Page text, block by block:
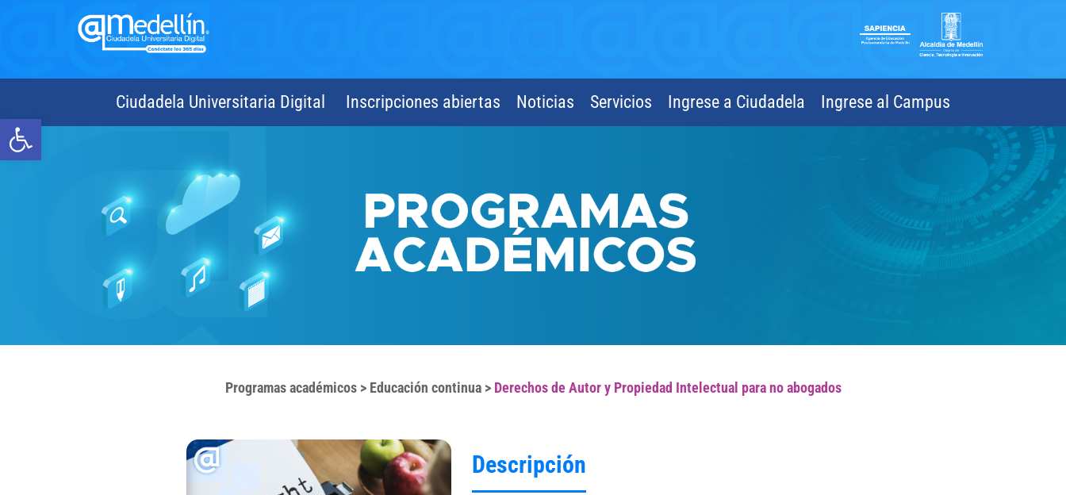
Abrir barra de herramientas
Ciudadela Universitaria Digital Inscripciones abiertas Noticias Servicios Ingrese a Ciudadela Ingrese al Campus
Programas académicos> Educación continua> Derechos de Autor y Propiedad Intelectual para no abogados
Descripción